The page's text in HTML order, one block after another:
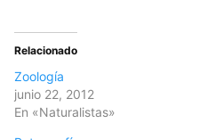
Relacionado
Zoología
junio 22, 2012
En «Naturalistas»